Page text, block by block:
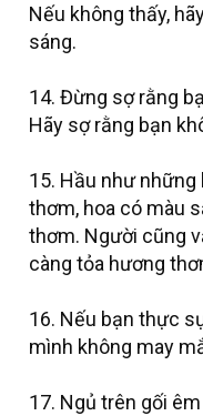
Nếu không thấy,
sáng.
14. Đừng sợ rằng
Hãy sợ rằng bạn
15. Hầu như
thơm, hoa có màu
thơm. Người cũng
càng tỏa hương
16. Nếu bạn thực
mình không may
17. Ngủ trên gối